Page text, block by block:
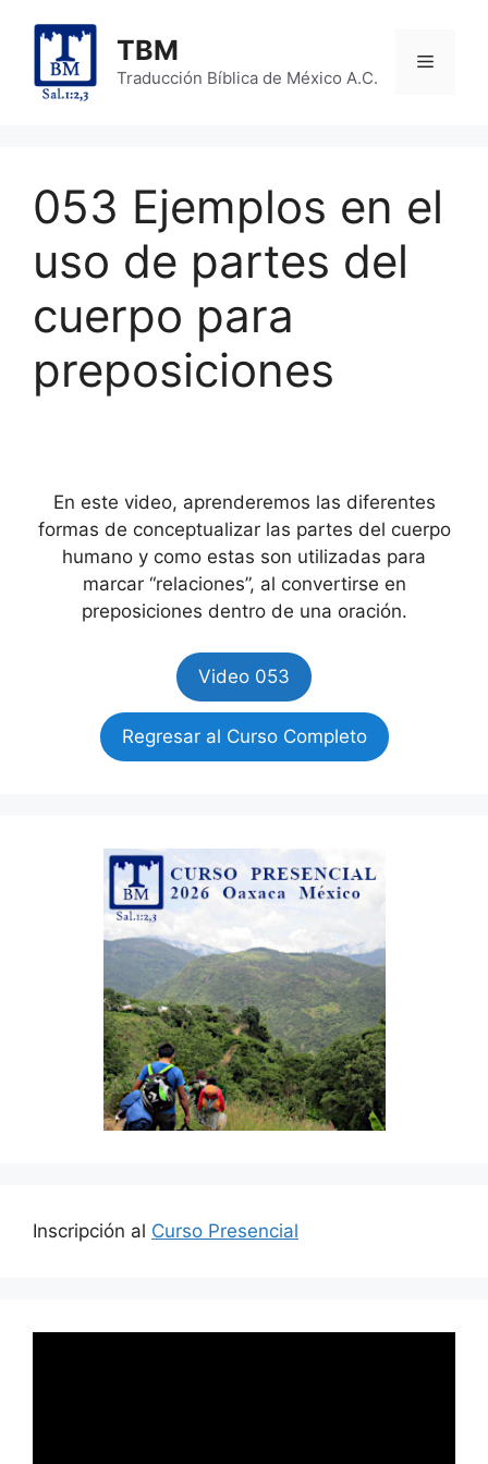
content
TBM
Traducción Bíblica de México A.C.
Menu
053 Ejemplos en el
uso de partes del
cuerpo para
preposiciones
En este video, aprenderemos las diferentes
formas de conceptualizar las partes del cuerpo
humano y como estas son utilizadas para
marcar “relaciones”, al convertirse en
preposiciones dentro de una oración.
Video 053
Regresar al Curso Completo
Inscripción al Curso Presencial